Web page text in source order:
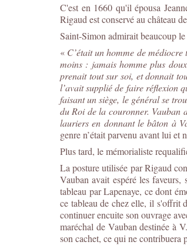
C'est en 1660 qu'il épousa
Rigaud est conservé au château
Saint-Simon admirait beaucoup
« C’était un homme de
moins : jamais homme plus
prenait tout sur soi, et donnait
l’avait supplié de faire réflexion
faisant un siège, le général se
du Roi de la couronner. Vauban
lauriers en donnant le bâton à
genre n’était parvenu avant lui et
Plus tard, le mémorialiste
La posture utilisée par Rigaud
Vauban avait espéré les
tableau par Lapenaye, ce dont
ce tableau de chez elle, il s'offrit
continuer encuite son ouvrage
maréchal de Vauban destinée à
son cachet, ce qui ne contribuera